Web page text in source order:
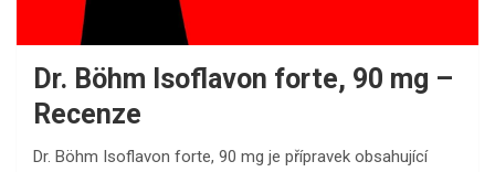
Dr. Böhm Isoflavon forte, 90 mg –
Recenze
Dr. Böhm Isoflavon forte, 90 mg je přípravek obsahující